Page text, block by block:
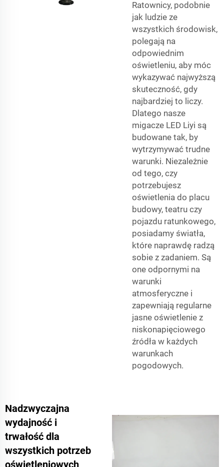
Ratownicy, podobnie
jak ludzie ze
wszystkich środowisk,
polegają na
odpowiednim
oświetleniu, aby móc
wykazywać najwyższą
skuteczność, gdy
najbardziej to liczy.
Dlatego nasze
migacze LED Liyi są
budowane tak, by
wytrzymywać trudne
warunki. Niezależnie
od tego, czy
potrzebujesz
oświetlenia do placu
budowy, teatru czy
pojazdu ratunkowego,
posiadamy światła,
które naprawdę radzą
sobie z zadaniem. Są
one odpornymi na
warunki
atmosferyczne i
zapewniają regularne
jasne oświetlenie z
niskonapięciowego
źródła w każdych
warunkach
pogodowych.
Nadzwyczajna
wydajność i
trwałość dla
wszystkich potrzeb
oświetleniowych